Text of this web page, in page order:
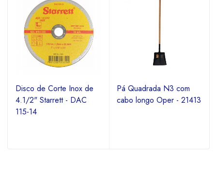
Disco de Corte Inox de
4.1/2" Starrett - DAC
115-14
Pá Quadrada N3 com
cabo longo Oper - 21413